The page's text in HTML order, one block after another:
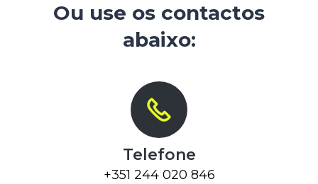
Ou use os contactos
abaixo:
Telefone
+351 244 020 846